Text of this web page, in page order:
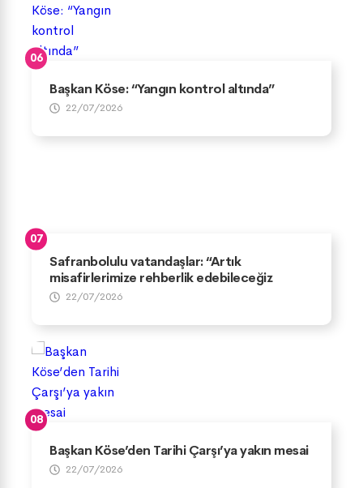
Başkan Köse: “Yangın kontrol altında”
22/07/2026
Safranbolulu vatandaşlar: “Artık
misafirlerimize rehberlik edebileceğiz
22/07/2026
Başkan Köse’den Tarihi Çarşı’ya yakın mesai
22/07/2026